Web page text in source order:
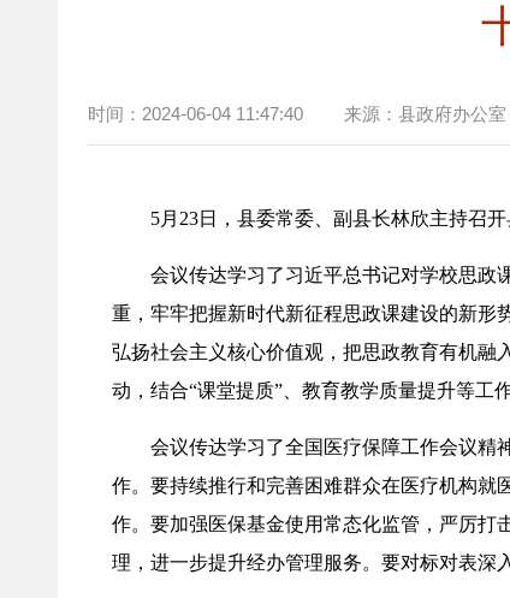
时间： 2024-06-04 11:47:40 来源： 县政府办公室
5月23日，县委常委、副县长林欣主持召开
会议传达学习了习近平总书记对学校思政课
重，牢牢把握新时代新征程思政课建设的新形
弘扬社会主义核心价值观，把思政教育有机融
动，结合“课堂提质”、教育教学质量提升等工
会议传达学习了全国医疗保障工作会议精神
作。要持续推行和完善困难群众在医疗机构就
作。要加强医保基金使用常态化监管，严厉打
理，进一步提升经办管理服务。要对标对表深